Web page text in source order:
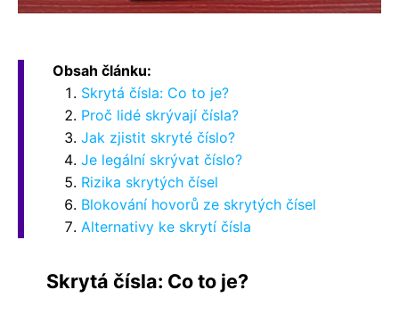
Obsah článku:
Skrytá čísla: Co to je?
Proč lidé skrývají čísla?
Jak zjistit skryté číslo?
Je legální skrývat číslo?
Rizika skrytých čísel
Blokování hovorů ze skrytých čísel
Alternativy ke skrytí čísla
Skrytá čísla: Co to je?